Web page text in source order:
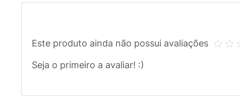
Este produto ainda não possui avaliações
Seja o primeiro a avaliar! :)